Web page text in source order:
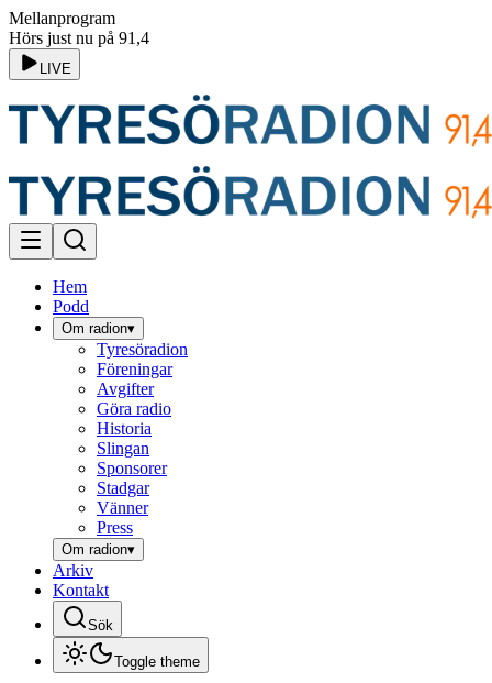
Mellanprogram
Hörs just nu på 91,4
LIVE
Hem
Podd
Om radion▾
Tyresöradion
Föreningar
Avgifter
Göra radio
Historia
Slingan
Sponsorer
Stadgar
Vänner
Press
Om radion▾
Arkiv
Kontakt
Sök
Toggle theme